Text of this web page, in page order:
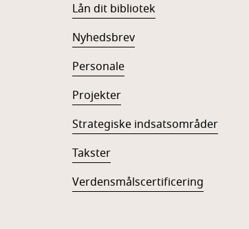
Lån dit bibliotek
Nyhedsbrev
Personale
Projekter
Strategiske indsatsområder
Takster
Verdensmålscertificering